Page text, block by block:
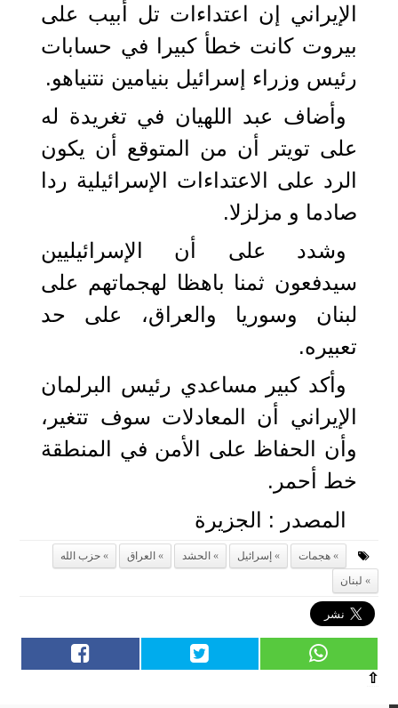
الإيراني إن اعتداءات تل أبیب علی
بیروت کانت خطأ کبیرا في حسابات
رئيس وزراء إسرائيل بنيامين نتنیاهو.
وأضاف عبد اللهيان في تغريدة له
على تويتر أن من المتوقع أن یکون
الرد على الاعتداءات الإسرائيلية ردا
صادما و مزلزلا.
وشدد على أن الإسرائيليين
سیدفعون ثمنا باهظا لهجماتهم علی
لبنان وسوریا والعراق، على حد
تعبيره.
وأكد كبير مساعدي رئيس البرلمان
الإيراني أن المعادلات سوف تتغیر،
وأن الحفاظ علی الأمن في المنطقة
خط أحمر.
المصدر : الجزيرة
هجمات إسرائيل الحشد العراق
حزب الله
لبنان
⇧